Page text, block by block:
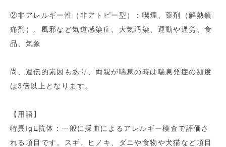
②非アレルギー性（非アトピー型）：喫煙、薬剤（解熱鎮
痛剤）、風邪など気道感染症、大気汚染、運動や過労、食
品、気象
尚、遺伝的素因もあり、両親が喘息の時は喘息発症の頻度
は3倍以上となります。
【用語】
特異IgE抗体：一般に採血によるアレルギー検査で評価さ
れる項目です。スギ、ヒノキ、ダニや食物や犬猫など項目